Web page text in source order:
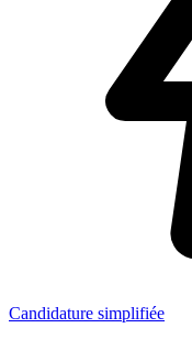
Candidature simplifiée